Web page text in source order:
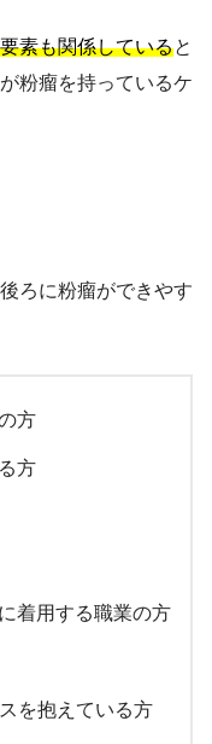
素も関係していると
粉瘤を持っているケ
ろに粉瘤ができやす
方
方
着用する職業の方
を抱えている方